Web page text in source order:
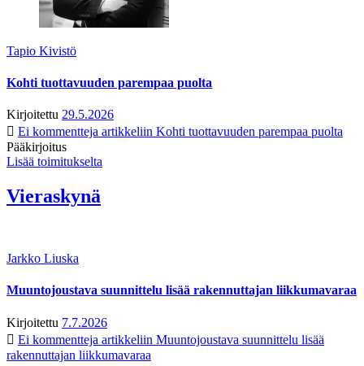
Tapio Kivistö
Kohti tuottavuuden parempaa puolta
Kirjoitettu 29.5.2026
Ei kommentteja artikkeliin Kohti tuottavuuden parempaa puolta
Pääkirjoitus
Lisää toimitukselta
Vieraskynä
Jarkko Liuska
Muuntojoustava suunnittelu lisää rakennuttajan liikkumavaraa
Kirjoitettu 7.7.2026
Ei kommentteja artikkeliin Muuntojoustava suunnittelu lisää
rakennuttajan liikkumavaraa